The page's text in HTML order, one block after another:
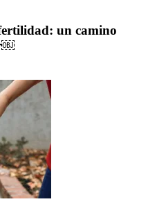
un camino